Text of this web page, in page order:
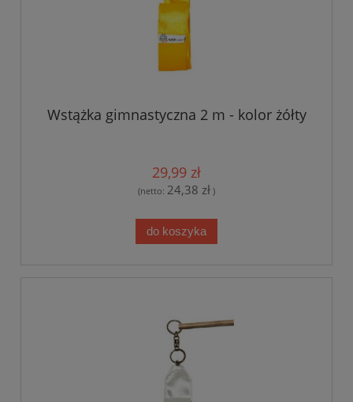
Wstążka gimnastyczna 2 m - kolor żółty
29,99 zł
(netto: 24,38 zł )
do koszyka